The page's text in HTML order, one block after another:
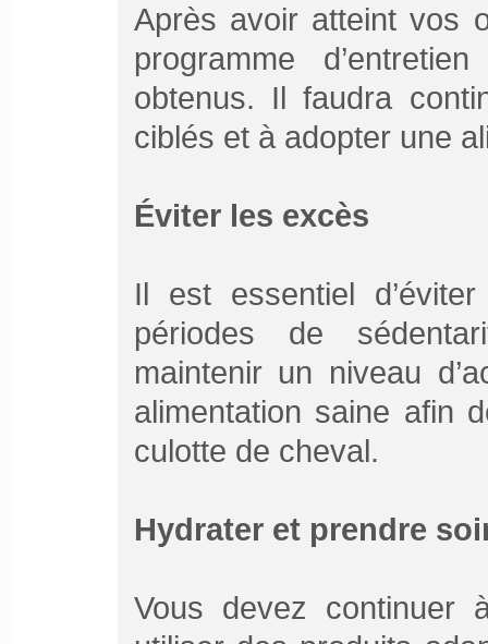
Après avoir atteint vos
programme
obtenus. Il faudra
ciblés et à adopter une
Éviter les excès
Il est essentiel
périodes de
maintenir un niveau
alimentation saine afin
culotte de cheval.
Hydrater et prendre
Vous devez continuer